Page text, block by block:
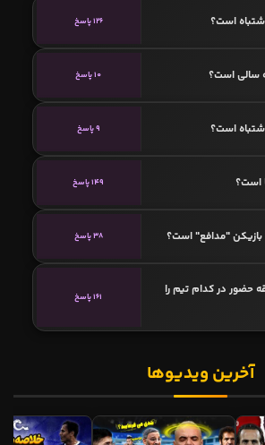
است؟ 126 پاسخ
سالی است؟ 10 پاسخ
است؟ 9 پاسخ
است؟ 149 پاسخ
"مدافع" است؟ 38 پاسخ
حضور در کدام تیم را
161 پاسخ
آخرین ویدیوها